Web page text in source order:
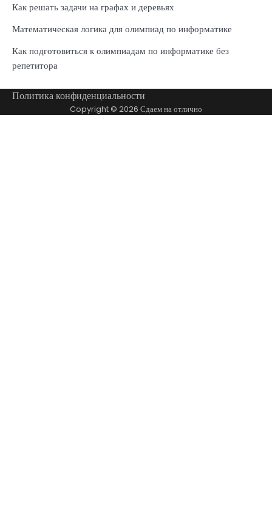
з
а
Как решать задачи на графах и деревьях
Математическая логика для олимпиад по информатике
Как подготовиться к олимпиадам по информатике без
репетитора
Политика конфиденциальности
Copyright © 2026 Сдаем на отлично